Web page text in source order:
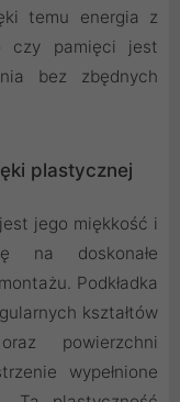
temu energia z
czy pamięci jest
bez zbędnych
plastycznej
jego miękkość i
na doskonałe
Podkładka
kształtów
powierzchni
wypełnione